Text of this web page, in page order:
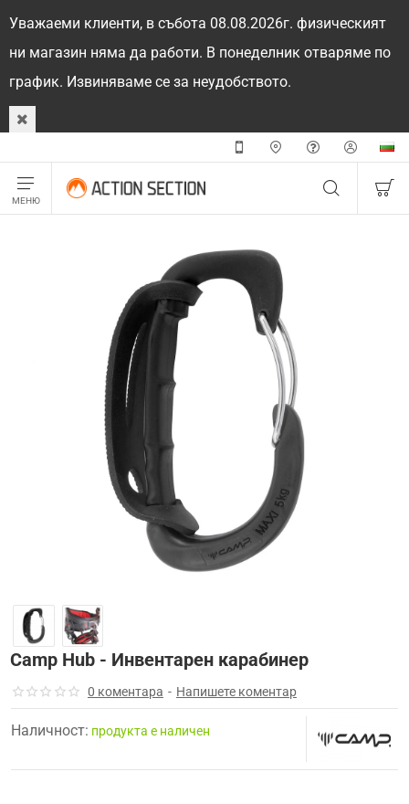
Уважаеми клиенти, в събота 08.08.2026г. физическият
ни магазин няма да работи. В понеделник отваряме по
график. Извиняваме се за неудобството.
Camp Hub - Инвентарен карабинер
Наличност: продуктa е наличен
0 коментара - Напишете коментар